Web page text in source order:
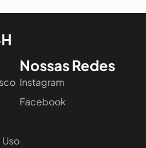
Uso
Nossas Redes
Instagram
Facebook